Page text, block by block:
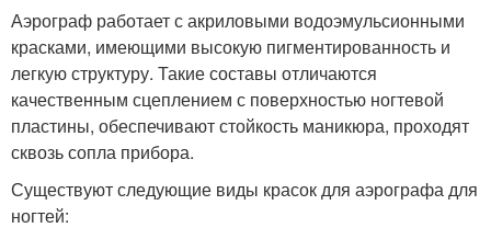
Аэрограф работает с акриловыми водоэмульсионными
красками, имеющими высокую пигментированность и
легкую структуру. Такие составы отличаются
качественным сцеплением с поверхностью ногтевой
пластины, обеспечивают стойкость маникюра, проходят
сквозь сопла прибора.
Существуют следующие виды красок для аэрографа для
ногтей: